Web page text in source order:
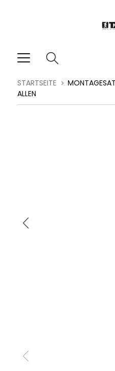
STARTSEITE
ALLEN